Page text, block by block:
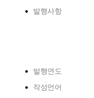
발행사항
발행연도
작성언어